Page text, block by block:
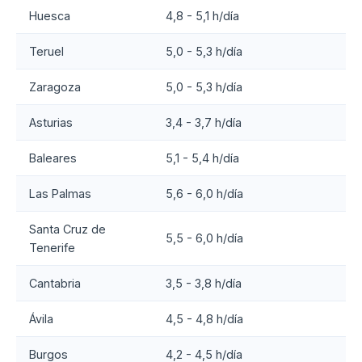
Huesca 4,8 - 5,1 h/día
Teruel 5,0 - 5,3 h/día
Zaragoza 5,0 - 5,3 h/día
Asturias 3,4 - 3,7 h/día
Baleares 5,1 - 5,4 h/día
Las Palmas 5,6 - 6,0 h/día
Santa Cruz de
Tenerife
5,5 - 6,0 h/día
Cantabria 3,5 - 3,8 h/día
Ávila 4,5 - 4,8 h/día
Burgos 4,2 - 4,5 h/día